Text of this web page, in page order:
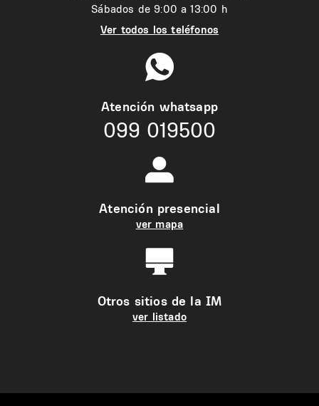
Sábados de 9:00 a 13:00 h
Ver todos los teléfonos
Atención whatsapp
099 019500
Atención presencial
ver mapa
Otros sitios de la IM
ver listado